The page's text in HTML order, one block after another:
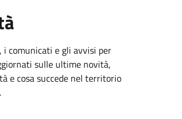
i comunicati e gli avvisi per
sulle ultime novità,
e cosa succede nel territorio